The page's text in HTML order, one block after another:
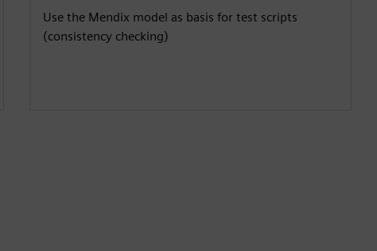
Use the Mendix model as basis for test scripts
(consistency checking)